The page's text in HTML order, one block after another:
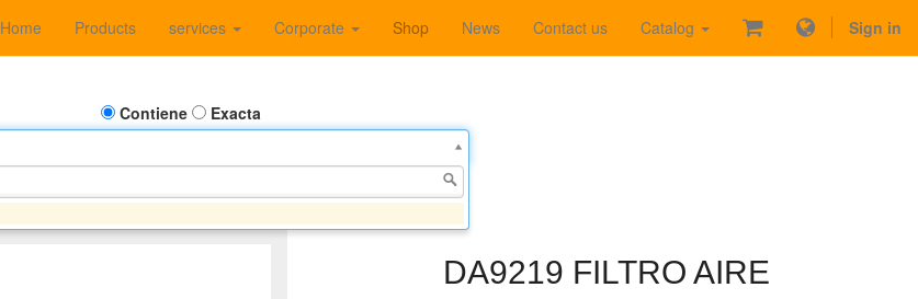
Home Products services Corporate Shop News Contact us Catalog Sign in
Contiene
Exacta
DA9219 FILTRO AIRE